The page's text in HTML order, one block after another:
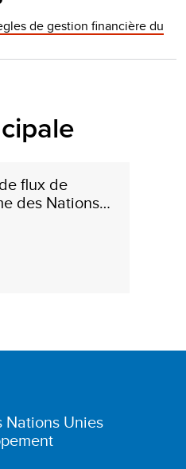
de gestion financière du
flux de
des Nations
des
Nations Unies